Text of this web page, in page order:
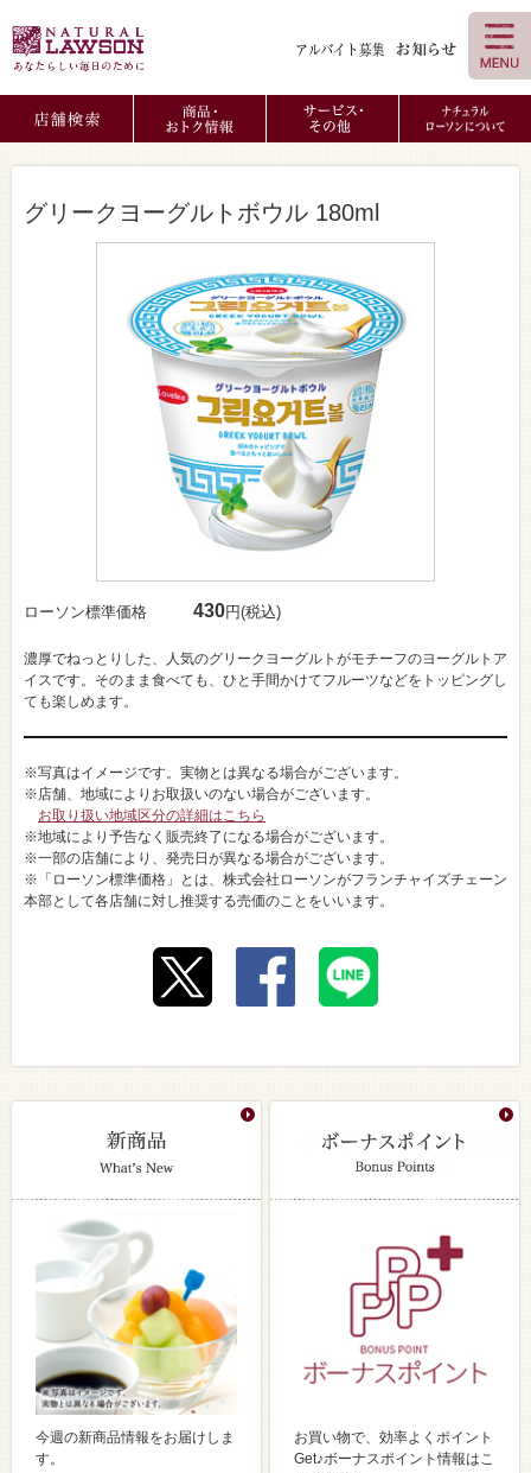
グリークヨーグルトボウル 180ml
ローソン標準価格 430円(税込)
濃厚でねっとりした、人気のグリークヨーグルトがモチーフのヨーグルトア
イスです。そのまま食べても、ひと手間かけてフルーツなどをトッピングし
ても楽しめます。
※写真はイメージです。実物とは異なる場合がございます。
※店舗、地域によりお取扱いのない場合がございます。
お取り扱い地域区分の詳細はこちら
※地域により予告なく販売終了になる場合がございます。
※一部の店舗により、発売日が異なる場合がございます。
※「ローソン標準価格」とは、株式会社ローソンがフランチャイズチェーン
本部として各店舗に対し推奨する売価のことをいいます。
今週の新商品情報をお届けしま
す。
お買い物で、効率よくポイント
Get♪ボーナスポイント情報はこ